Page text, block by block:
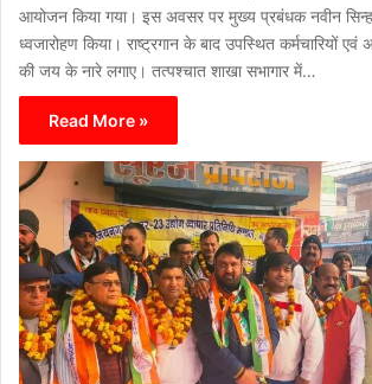
आयोजन किया गया। इस अवसर पर मुख्य प्रबंधक नवीन
ध्वजारोहण किया। राष्ट्रगान के बाद उपस्थित कर्मचारियों एवं
की जय के नारे लगाए। तत्पश्चात शाखा सभागार में…
Read More »